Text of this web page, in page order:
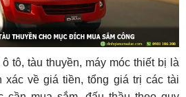
tô, tàu thuyền, máy móc thiết bị là
xác về giá tiền, tổng giá trị các tài